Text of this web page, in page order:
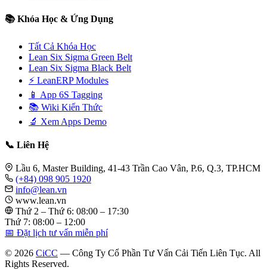
📚 Khóa Học & Ứng Dụng
Tất Cả Khóa Học
Lean Six Sigma Green Belt
Lean Six Sigma Black Belt
⚡ LeanERP Modules
📱 App 6S Tagging
📚 Wiki Kiến Thức
🔬 Xem Apps Demo
📞 Liên Hệ
Lầu 6, Master Building, 41-43 Trần Cao Vân, P.6, Q.3, TP.HCM
(+84) 098 905 1920
info@lean.vn
www.lean.vn
Thứ 2 – Thứ 6: 08:00 – 17:30
Thứ 7: 08:00 – 12:00
📅 Đặt lịch tư vấn miễn phí
© 2026 CiCC — Công Ty Cổ Phần Tư Vấn Cải Tiến Liên Tục. All
Rights Reserved.